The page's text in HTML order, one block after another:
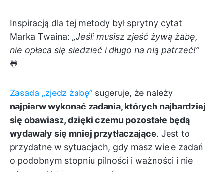
Inspiracją dla tej metody był sprytny cytat
Marka Twaina: „Jeśli musisz zjeść żywą żabę,
nie opłaca się siedzieć i długo na nią patrzeć!”
🐸
Zasada „zjedz żabę” sugeruje, że należy
najpierw wykonać zadania, których najbardziej
się obawiasz, dzięki czemu pozostałe będą
wydawały się mniej przytłaczające. Jest to
przydatne w sytuacjach, gdy masz wiele zadań
o podobnym stopniu pilności i ważności i nie